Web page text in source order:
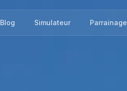
Blog Simulateur Parrainage